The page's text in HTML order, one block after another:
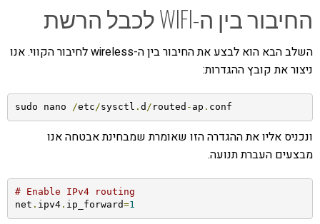
החיבור בין ה-WIFI לכבל הרשת
השלב הבא הוא לבצע את החיבור בין ה-wireless לחיבור הקווי. אנו
ניצור את קובץ ההגדרות:
sudo nano /etc/sysctl . d / routed - ap . conf
ונכניס אליו את ההגדרה הזו שאומרת שמבחינת אבטחה אנו
מבצעים העברת תנועה.
# Enable IPv4 routing
net . ipv4. ip_forward=1